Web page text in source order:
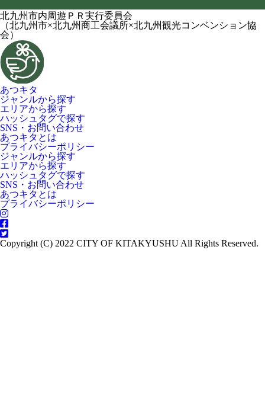
北九州市内周遊ＰＲ実行委員会
（北九州市×北九州商工会議所×北九州観光コンベンション協
会）
あつキタ
ジャンルから探す
エリアから探す
ハッシュタグで探す
SNS・お問い合わせ
あつキタとは
プライバシーポリシー
ジャンルから探す
エリアから探す
ハッシュタグで探す
SNS・お問い合わせ
あつキタとは
プライバシーポリシー
Copyright (C) 2022 CITY OF KITAKYUSHU All Rights Reserved.